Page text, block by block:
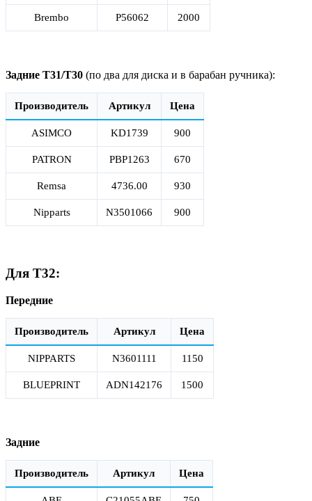
Brembo P56062 2000
Задние Т31/Т30 (по два для диска и в барабан ручника):
Производитель Артикул Цена
ASIMCO KD1739 900
PATRON PBP1263 670
Remsa 4736.00 930
Nipparts N3501066 900
Для Т32:
Передние
Производитель Артикул Цена
NIPPARTS N3601111 1150
BLUEPRINT ADN142176 1500
Задние
Производитель Артикул Цена